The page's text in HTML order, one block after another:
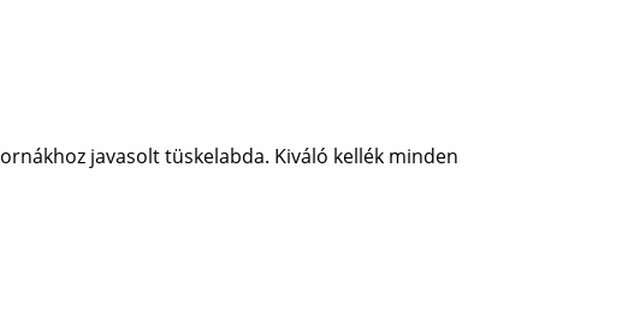
javasolt tüskelabda. Kiváló kellék minden